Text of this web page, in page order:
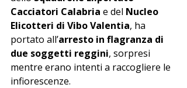
Cacciatori Calabria e del Nucleo
Elicotteri di Vibo Valentia, ha
portato all’arresto in flagranza di
due soggetti reggini, sorpresi
mentre erano intenti a raccogliere le
infiorescenze.